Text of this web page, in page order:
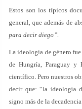
Estos son los típicos
general, que además de
para decir diego”.
La ideología de género
de Hungría, Paraguay y
científico. Pero nuestros
decir que: “la ideología
signo más de la